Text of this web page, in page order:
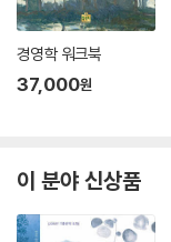
경영학 워크북
37,000원
이 분야 신상품